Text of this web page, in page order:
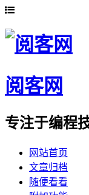
阅客网
专注于编程
网站首页
文章归档
随便看看